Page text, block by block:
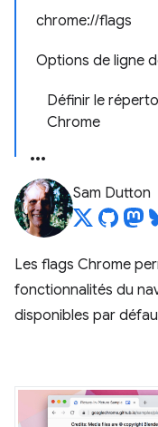
chrome://flags
Options de ligne
Définir le
Chrome
Sam Dutton
Les flags Chrome
fonctionnalités du
disponibles par